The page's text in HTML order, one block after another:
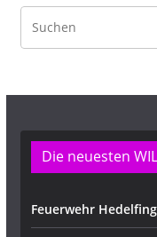
Die neuesten
Feuerwehr